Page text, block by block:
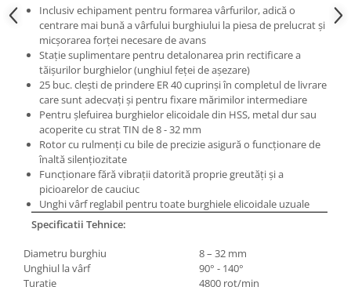
Masini de tesit
Masini pentru slefuit tevi
Masini universale de ascutit
Polizoare de banc
Masini de filetat
Masini pneumatice de filetat
Masini electrice de filetat
Exhaustor pentru aschii metal
Masini de gaurit cu talpa
magnetica
Instalatii de spalare a pieselor
de gravat
Accesorii pentru mașini de șlefuit
Accesorii, mese si prelungiri metal
Benzi textile de șlefuit pentru
prelucrarea metalelor
Instrumente de tăiere diferite
Lame de ferastrau cu varf din
carbura
Lame de ferăstrău cu acoperire
TiN
Panze de taiere cu banda verticala
Panze de taiere metal pentru
ferastraie
Masini aplicat cant
Bancuri de lucru
Masini pentru despicat bustenii
Mese cu ghidaj si freze electrice
Prese pentru rame
Standuri universale
Inclusiv echipament pentru formarea vârfurilor, adică o
centrare mai bună a vârfului burghiului la piesa de prelucrat şi
micşorarea forţei necesare de avans
Staţie suplimentare pentru detalonarea prin rectificare a
tăişurilor burghielor (unghiul feţei de aşezare)
25 buc. cleşti de prindere ER 40 cuprinşi în completul de livrare
care sunt adecvaţi şi pentru fixare mărimilor intermediare
Pentru şlefuirea burghielor elicoidale din HSS, metal dur sau
acoperite cu strat TIN de 8 - 32 mm
Rotor cu rulmenţi cu bile de precizie asigură o funcţionare de
înaltă silenţiozitate
Funcţionare fără vibraţii datorită proprie greutăţi şi a
picioarelor de cauciuc
Unghi vârf reglabil pentru toate burghiele elicoidale uzuale
Specificatii Tehnice:
Diametru burghiu
8 – 32 mm
Unghiul la vârf
90° - 140°
Turaţie
4800 rot/min